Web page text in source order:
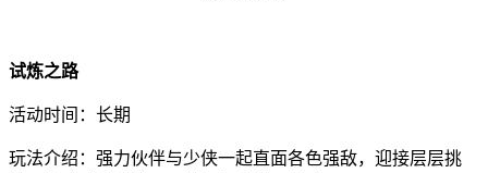
试炼之路
活动时间：长期
玩法介绍：强力伙伴与少侠一起直面各色强敌，迎接层层挑